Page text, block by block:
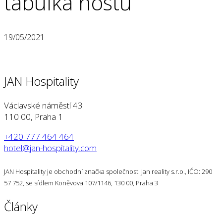
19/05/2021
JAN Hospitality
Václavské náměstí 43
110 00, Praha 1
+420 777 464 464
hotel@jan-hospitality.com
JAN Hospitality je obchodní značka společnosti Jan reality s.r.o., IČO: 290
57 752, se sídlem Koněvova 107/1146, 130 00, Praha 3
Články